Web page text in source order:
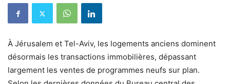
À Jérusalem et Tel-Aviv, les logements anciens dominent
désormais les transactions immobilières, dépassant
largement les ventes de programmes neufs sur plan.